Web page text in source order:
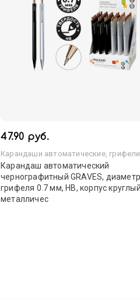
47.90 руб.
Карандаши автоматические, грифели
Карандаш автоматический
чернографитный GRAVES, диаметр
грифеля 0.7 мм, НВ, корпус круглый
металличес